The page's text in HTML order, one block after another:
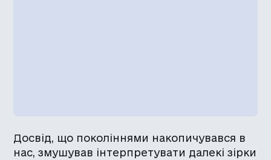
Досвід, що поколіннями накопичувався в
нас, змушував інтерпретувати далекі зірки